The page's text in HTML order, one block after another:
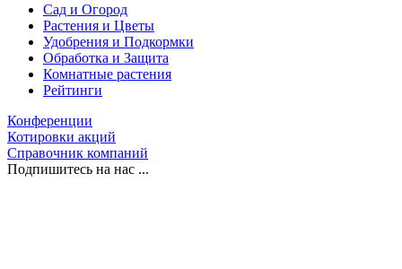
Сад и Огород
Растения и Цветы
Удобрения и Подкормки
Обработка и Защита
Комнатные растения
Рейтинги
Конференции
Котировки акций
Справочник компаний
Подпишитесь на нас ...